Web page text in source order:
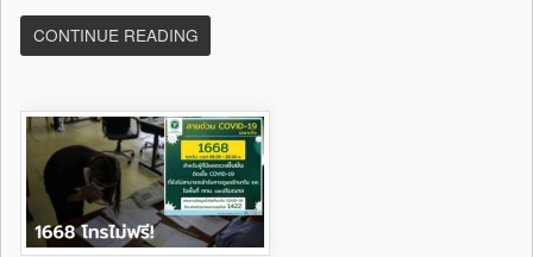
CONTINUE READING